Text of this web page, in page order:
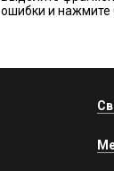
ошибки и нажмите